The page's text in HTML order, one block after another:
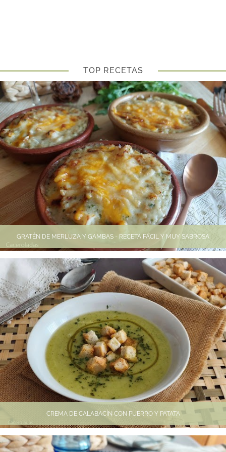
TOP RECETAS
GRATÉN DE MERLUZA Y GAMBAS - RECETA FÁCIL Y MUY SABROSA
CREMA DE CALABACÍN CON PUERRO Y PATATA